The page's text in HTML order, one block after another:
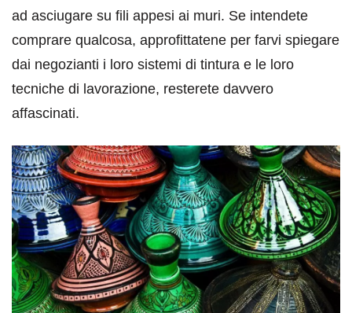
ad asciugare su fili appesi ai muri. Se intendete
comprare qualcosa, approfittatene per farvi spiegare
dai negozianti i loro sistemi di tintura e le loro
tecniche di lavorazione, resterete davvero
affascinati.